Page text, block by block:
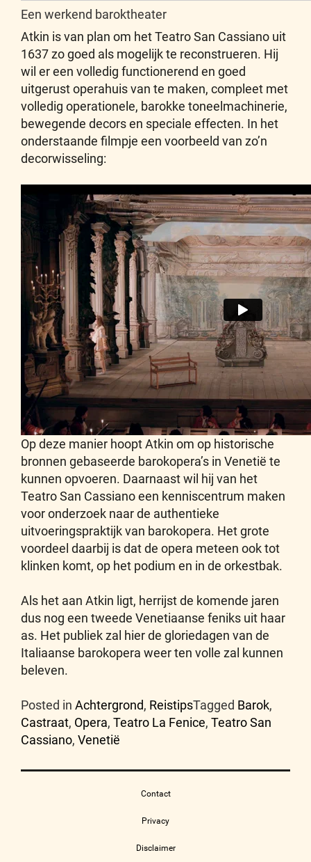
Een werkend baroktheater
Atkin is van plan om het Teatro San Cassiano uit
1637 zo goed als mogelijk te reconstrueren. Hij
wil er een volledig functionerend en goed
uitgerust operahuis van te maken, compleet met
volledig operationele, barokke toneelmachinerie,
bewegende decors en speciale effecten. In het
onderstaande filmpje een voorbeeld van zo’n
decorwisseling:
Op deze manier hoopt Atkin om op historische
bronnen gebaseerde barokopera’s in Venetië te
kunnen opvoeren. Daarnaast wil hij van het
Teatro San Cassiano een kenniscentrum maken
voor onderzoek naar de authentieke
uitvoeringspraktijk van barokopera. Het grote
voordeel daarbij is dat de opera meteen ook tot
klinken komt, op het podium en in de orkestbak.
Als het aan Atkin ligt, herrijst de komende jaren
dus nog een tweede Venetiaanse feniks uit haar
as. Het publiek zal hier de gloriedagen van de
Italiaanse barokopera weer ten volle zal kunnen
beleven.
Posted in Achtergrond, ReistipsTagged Barok,
Castraat, Opera, Teatro La Fenice, Teatro San
Cassiano, Venetië
Contact
Privacy
Disclaimer